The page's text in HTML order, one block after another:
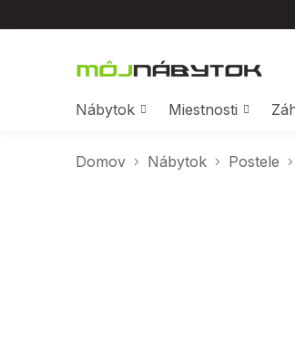
na
Nábytok
Miestnosti
Domov Nábytok Postele